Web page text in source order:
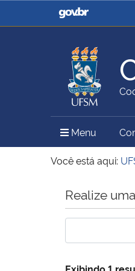
Casa Civil
Ministério da
Pecuária e
Ministério do Meio
Menu Menu
Você está aqui:
Início do conteúdo
Realize
Exibindo 1